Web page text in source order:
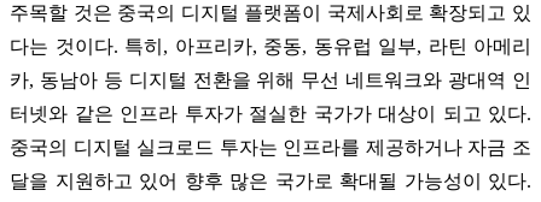
주목할 것은 중국의 디지털 플랫폼이 국제사회로 확장되고 있
다는 것이다. 특히, 아프리카, 중동, 동유럽 일부, 라틴 아메리
카, 동남아 등 디지털 전환을 위해 무선 네트워크와 광대역 인
터넷와 같은 인프라 투자가 절실한 국가가 대상이 되고 있다.
중국의 디지털 실크로드 투자는 인프라를 제공하거나 자금 조
달을 지원하고 있어 향후 많은 국가로 확대될 가능성이 있다.